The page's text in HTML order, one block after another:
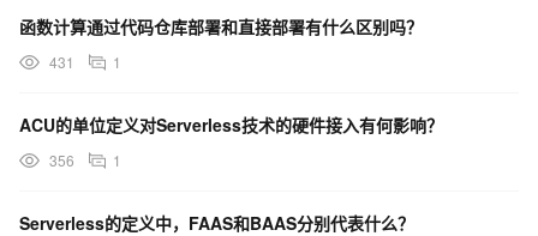
函数计算通过代码仓库部署和直接部署有什么区别吗？
431 1
ACU的单位定义对Serverless技术的硬件接入有何影响？
356 1
Serverless的定义中，FAAS和BAAS分别代表什么？